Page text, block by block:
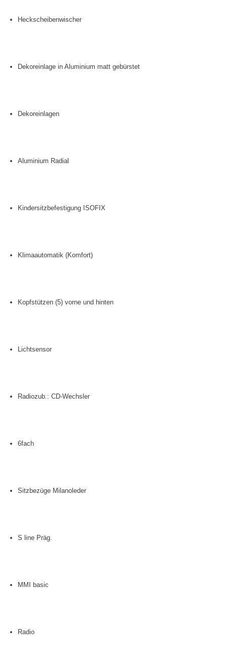
Heckscheibenwischer
Dekoreinlage in Aluminium matt gebürstet
Dekoreinlagen
Aluminium Radial
Kindersitzbefestigung ISOFIX
Klimaautomatik (Komfort)
Kopfstützen (5) vorne und hinten
Lichtsensor
Radiozub.: CD-Wechsler
6fach
Sitzbezüge Milanoleder
S line Präg.
MMI basic
Radio